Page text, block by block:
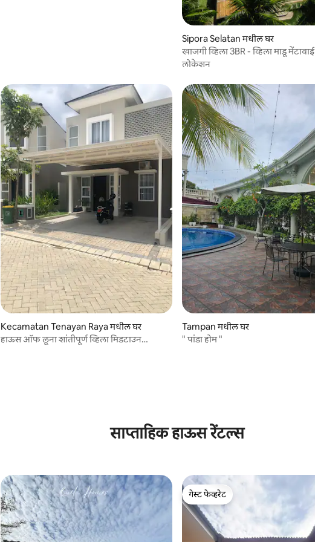
Sipora Selatan मधील घर
खाजगी व्हिला 3BR - व्हिला माडू मेंटावाई
लोकेशन
Kecamatan Tenayan Raya मधील घर
हाऊस ऑफ लूना शांतीपूर्ण व्हिला मिडटाउन
Tampan मधील घर
" पांडा होम "
साप्ताहिक हाऊस रेंटल्स
गेस्ट फेव्हरेट
गेस्ट फेव्हरेट